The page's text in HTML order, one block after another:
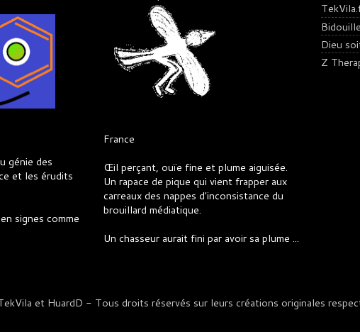
génie des
et les érudits
signes comme
France
Œil perçant, ouïe fine et plume aiguisée.
Un rapace de pique qui vient frapper aux
carreaux des nappes d'inconsistance du
brouillard médiatique.
Un chasseur aurait fini par avoir sa plume ...
Dieu
Z
et HuardD - Tous droits réservés sur leurs créations originales